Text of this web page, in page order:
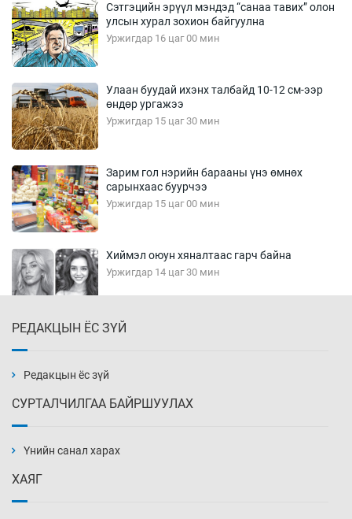
Сэтгэцийн эрүүл мэндэд “санаа тавих” олон
улсын хурал зохион байгуулна
Уржигдар 16 цаг 00 мин
Улаан буудай ихэнх талбайд 10-12 см-ээр
өндөр ургажээ
Уржигдар 15 цаг 30 мин
Зарим гол нэрийн барааны үнэ өмнөх
сарынхаас буурчээ
Уржигдар 15 цаг 00 мин
Хиймэл оюун хяналтаас гарч байна
Уржигдар 14 цаг 30 мин
Уржигдар 14 цаг 00 мин
нэмэгджээ
РЕДАКЦЫН ЁС ЗҮЙ
Редакцын ёс зүй
СУРТАЛЧИЛГАА БАЙРШУУЛАХ
Үнийн санал харах
ХАЯГ